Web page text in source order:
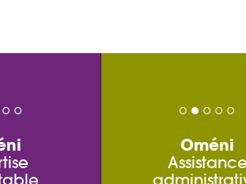
Oméni
Assistance